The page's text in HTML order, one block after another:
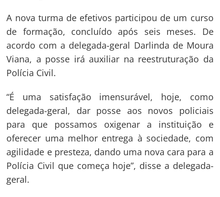
A nova turma de efetivos participou de um curso
de formação, concluído após seis meses. De
acordo com a delegada-geral Darlinda de Moura
Viana, a posse irá auxiliar na reestruturação da
Polícia Civil.
“É uma satisfação imensurável, hoje, como
delegada-geral, dar posse aos novos policiais
para que possamos oxigenar a instituição e
oferecer uma melhor entrega à sociedade, com
agilidade e presteza, dando uma nova cara para a
Polícia Civil que começa hoje”, disse a delegada-
geral.